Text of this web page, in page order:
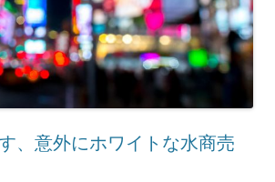
、意外にホワイトな水商売